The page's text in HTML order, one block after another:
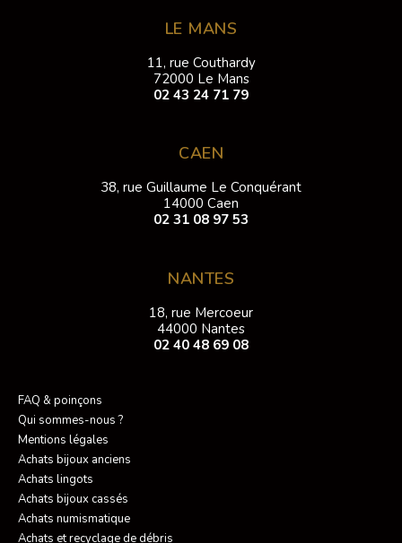
LE MANS
11, rue Couthardy
72000 Le Mans
02 43 24 71 79
CAEN
38, rue Guillaume Le Conquérant
14000 Caen
02 31 08 97 53
NANTES
18, rue Mercoeur
44000 Nantes
02 40 48 69 08
FAQ & poinçons
Qui sommes-nous ?
Mentions légales
Achats bijoux anciens
Achats lingots
Achats bijoux cassés
Achats numismatique
Achats et recyclage de débris